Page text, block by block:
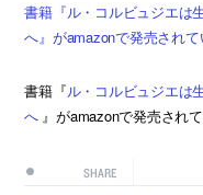
書籍『ル・コルビュジエは
へ』がamazonで発売されて
書籍『ル・コルビュジエは
へ 』がamazonで発売されて
SHARE